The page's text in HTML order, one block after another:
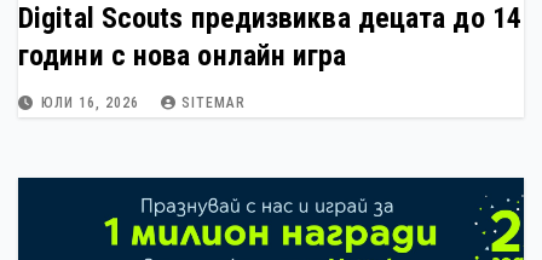
Digital Scouts предизвиква децата до 14
години с нова онлайн игра
ЮЛИ 16, 2026 SITEMAR